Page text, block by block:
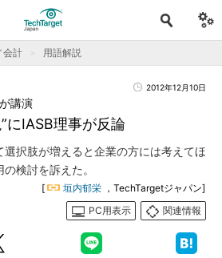
会計 用語解説
2012年12月10日
にIASB理事が反論
講演
選択肢が増えると企業の方には考えてほ
検討を訴えた。
[ 垣内郁栄 ，TechTargetジャパン]
PC用表示
関連情報